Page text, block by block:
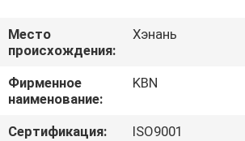
НАС
ПУТЕШЕСТВИЕ
ФАБРИКИ
Место
происхождения:
Хэнань
Фирменное
наименование:
KBN
Сертификация:
ISO9001